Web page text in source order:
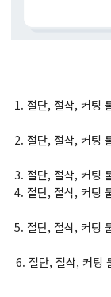
1. 절단, 절삭, 커팅
2. 절단, 절삭, 커팅
3. 절단, 절삭, 커팅
4. 절단, 절삭, 커팅
5. 절단, 절삭, 커팅
6. 절단, 절삭, 커팅